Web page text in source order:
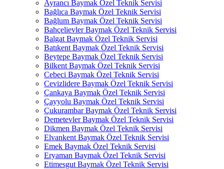
Ayrancı Baymak Özel Teknik Servisi
Bağlıca Baymak Özel Teknik Servisi
Bağlum Baymak Özel Teknik Servisi
Bahçelievler Baymak Özel Teknik Servisi
Balgat Baymak Özel Teknik Servisi
Batıkent Baymak Özel Teknik Servisi
Beytepe Baymak Özel Teknik Servisi
Bilkent Baymak Özel Teknik Servisi
Cebeci Baymak Özel Teknik Servisi
Cevizlidere Baymak Özel Teknik Servisi
Çankaya Baymak Özel Teknik Servisi
Çayyolu Baymak Özel Teknik Servisi
Çukurambar Baymak Özel Teknik Servisi
Demetevler Baymak Özel Teknik Servisi
Dikmen Baymak Özel Teknik Servisi
Elvankent Baymak Özel Teknik Servisi
Emek Baymak Özel Teknik Servisi
Eryaman Baymak Özel Teknik Servisi
Etimesgut Baymak Özel Teknik Servisi